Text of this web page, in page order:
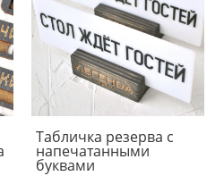
Табличка резерва с
напечатанными
буквами